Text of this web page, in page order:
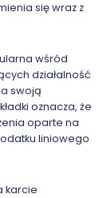
się wraz z
wśród
działalność
swoją
oznacza, że
oparte na
liniowego
karcie